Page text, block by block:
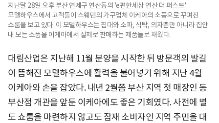
지난달 28일 오후 부산 연제구 연산동의 'e편한세상 연산 더 퍼스트'
모델하우스에서 고객들이 스웨덴의 가구업체 이케아의 소품으로 꾸며진
쇼룸을 보고 있다. 이 모델하우스는 침대와 소파, 식탁, 의자뿐만 아니라 집안
내 모든 소품을 이케아에서 실제로 판매하는 제품들로 채웠다.
대림산업은 지난해 11월 분양을 시작한 뒤 방문객의 발길
이 뜸해진 모델하우스에 활력을 불어넣기 위해 지난 4월
이케아와 손을 잡았다. 내년 2월쯤 부산 지역 첫 매장인 동
부산점 개관을 앞둔 이케아에도 좋은 기회였다. 사전에 별
도 쇼룸을 마련하지 않고도 잠재 소비자인 지역 주민을 대